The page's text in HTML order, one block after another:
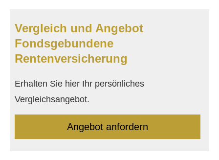
Vergleich und Angebot
Fondsgebundene
Rentenversicherung
Erhalten Sie hier Ihr persönliches
Vergleichsangebot.
An­ge­bot an­for­dern